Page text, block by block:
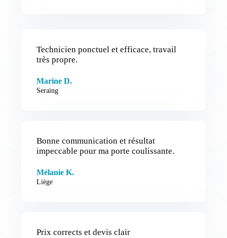
Technicien ponctuel et efficace, travail
très propre.
Marine D.
Seraing
Bonne communication et résultat
impeccable pour ma porte coulissante.
Mélanie K.
Liège
Prix corrects et devis clair